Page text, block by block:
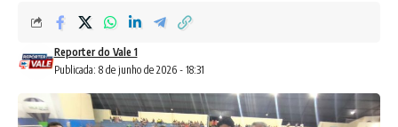
Publicada: 8 de junho de 2026 - 18:31
Reporter do Vale 1